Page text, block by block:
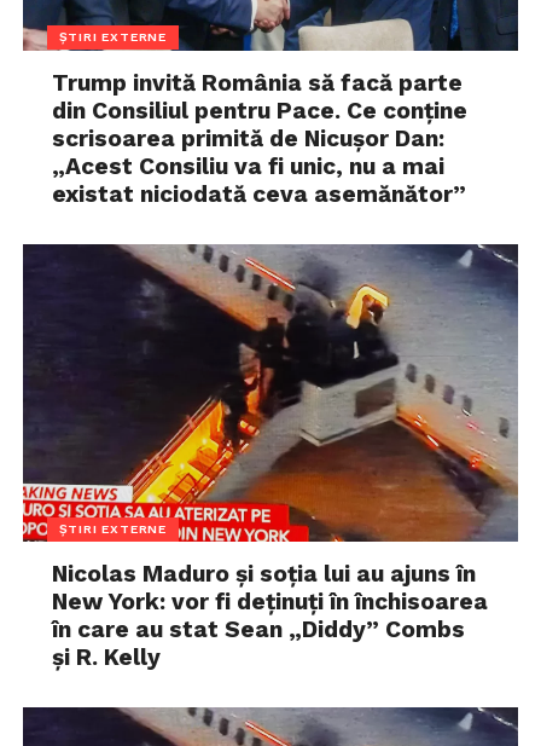
ȘTIRI EXTERNE
Trump invită România să facă parte
din Consiliul pentru Pace. Ce conține
scrisoarea primită de Nicușor Dan:
„Acest Consiliu va fi unic, nu a mai
existat niciodată ceva asemănător”
ȘTIRI EXTERNE
Nicolas Maduro și soția lui au ajuns în
New York: vor fi deținuți în închisoarea
în care au stat Sean „Diddy” Combs
și R. Kelly